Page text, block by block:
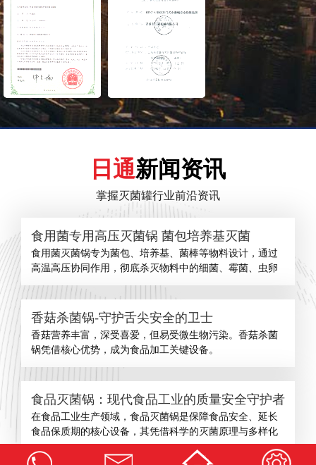
日通新闻资讯
掌握灭菌罐行业前沿资讯
食用菌专用高压灭菌锅 菌包培养基灭菌
食用菌灭菌锅专为菌包、培养基、菌棒等物料设计，通过
高温高压协同作用，彻底杀灭物料中的细菌、霉菌、虫卵
香菇杀菌锅-守护舌尖安全的卫士
​香菇营养丰富，深受喜爱，但易受微生物污染。香菇杀菌
锅凭借核心优势，成为食品加工关键设备。
食品灭菌锅：现代食品工业的质量安全守护者
在食品工业生产领域，食品灭菌锅是保障食品安全、延长
食品保质期的核心设备，其凭借科学的灭菌原理与多样化